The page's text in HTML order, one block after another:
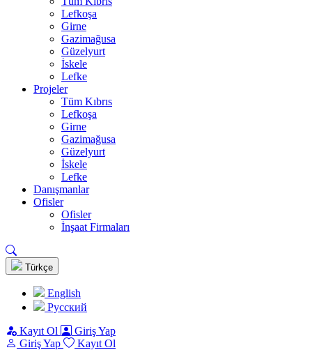
Lefkoşa
Girne
Gazimağusa
Güzelyurt
İskele
Lefke
Projeler
Tüm Kıbrıs
Lefkoşa
Girne
Gazimağusa
Güzelyurt
İskele
Lefke
Danışmanlar
Ofisler
Ofisler
İnşaat Firmaları
Türkçe
English
Pусский
Kayıt Ol
Giriş Yap
Giriş Yap
Kayıt Ol